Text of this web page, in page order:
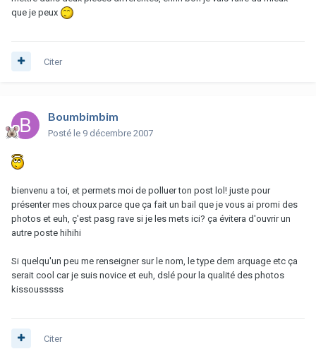
que je peux
Citer
Boumbimbim
Posté le 9 décembre 2007
bienvenu a toi, et permets moi de polluer ton post lol! juste pour
présenter mes choux parce que ça fait un bail que je vous ai promi des
photos et euh, ç'est pasg rave si je les mets ici? ça évitera d'ouvrir un
autre poste hihihi
Si quelqu'un peu me renseigner sur le nom, le type dem arquage etc ça
serait cool car je suis novice et euh, dslé pour la qualité des photos
kissousssss
Citer